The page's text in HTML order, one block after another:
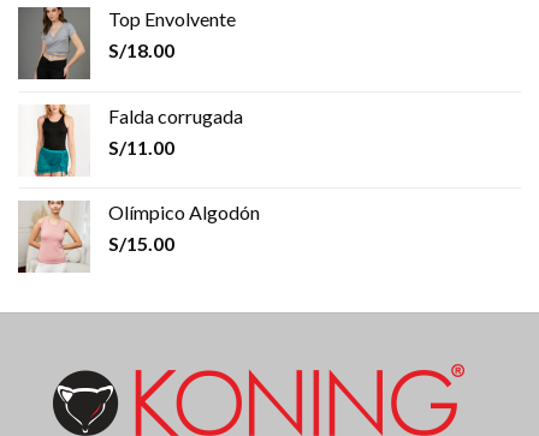
Top Envolvente
S/18.00
Falda corrugada
S/11.00
Olímpico Algodón
S/15.00